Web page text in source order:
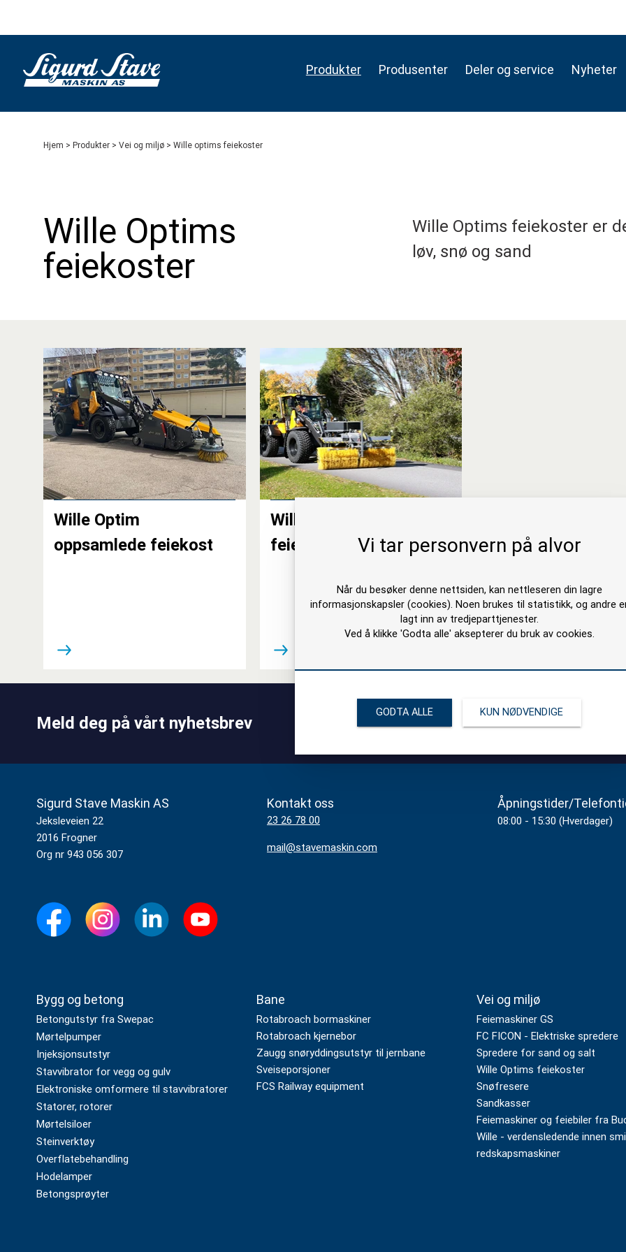
Produkter Produsenter Deler og service Nyheter
Hjem > Produkter > Vei og miljø > Wille optims feiekoster
Wille Optims
feiekoster
Wille Optims feiekoster er
løv, snø og sand
Wille Optim
oppsamlede feiekost
Wille Optim åpen
feiekost
Meld deg på vårt nyhetsbrev
Sigurd Stave Maskin AS
Jeksleveien 22
2016 Frogner
Org nr 943 056 307
Kontakt oss
23 26 78 00
mail@stavemaskin.com
Åpningstider/
08:00 - 15:30 (Hverdager)
Bygg og betong
Betongutstyr fra Swepac
Mørtelpumper
Injeksjonsutstyr
Stavvibrator for vegg og gulv
Elektroniske omformere til stavvibratorer
Statorer, rotorer
Mørtelsiloer
Steinverktøy
Overflatebehandling
Hodelamper
Betongsprøyter
Bane
Rotabroach bormaskiner
Rotabroach kjernebor
Zaugg snøryddingsutstyr til jernbane
Sveiseporsjoner
FCS Railway equipment
Vei og miljø
Feiemaskiner GS
FC FICON - Elektriske spredere
Spredere for sand og salt
Wille Optims feiekoster
Snøfresere
Sandkasser
Feiemaskiner og feiebiler fra
Wille - verdensledende innen
redskapsmaskiner
Vi tar personvern på alvor
Når du besøker denne nettsiden, kan nettleseren din lagre
informasjonskapsler (cookies). Noen brukes til statistikk, og andre
lagt inn av tredjeparttjenester.
Ved å klikke 'Godta alle' aksepterer du bruk av cookies.
GODTA ALLE KUN NØDVENDIGE